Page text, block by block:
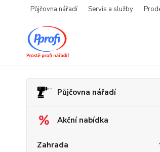
Půjčovna nářadí Servis a služby
Půjčovna nářadí
Akční nabídka
Zahrada